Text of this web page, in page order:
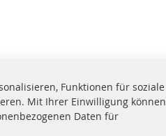
Funktionen für soziale
Mit Ihrer Einwilligung können
Daten für